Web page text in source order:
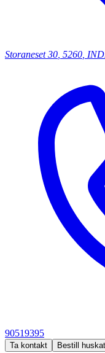
Storaneset 30 5260
90519395
Ta kontakt Bestill